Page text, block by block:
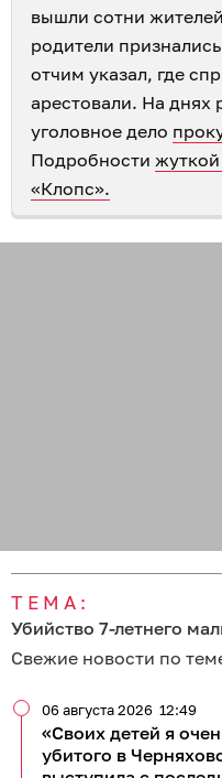
вышли сотни
родители
отчим указал, где
арестовали. На днях
уголовное дело
Подробности
«Клопс».
ТЕМА:
Убийство 7-летнего
Свежие новости по
«Своих детей я
убитого в
06 августа 2026 12:49